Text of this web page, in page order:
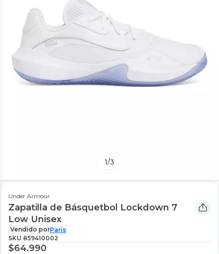
1/3
Under Armour
Zapatilla de Básquetbol Lockdown 7
Low Unisex
Vendido porParis
SKU 859410002
$64.990